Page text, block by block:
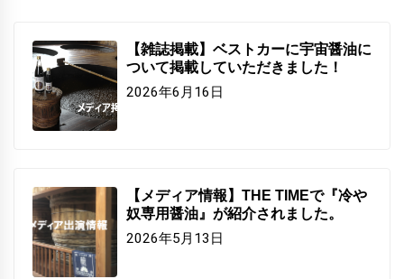
【雑誌掲載】ベストカーに宇宙醤油に
ついて掲載していただきました！
2026年6月16日
【メディア情報】THE TIMEで『冷や
奴専用醤油』が紹介されました。
2026年5月13日